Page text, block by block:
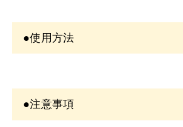
●使用方法
チで1本1本ラインを引く様に描きます。
●注意事項